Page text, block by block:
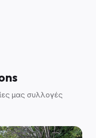
μας συλλογές